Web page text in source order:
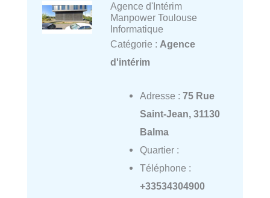
Agence d'Intérim
Manpower Toulouse
Informatique
Catégorie : Agence
d'intérim
Adresse : 75 Rue
Saint-Jean, 31130
Balma
Quartier :
Téléphone :
+33534304900